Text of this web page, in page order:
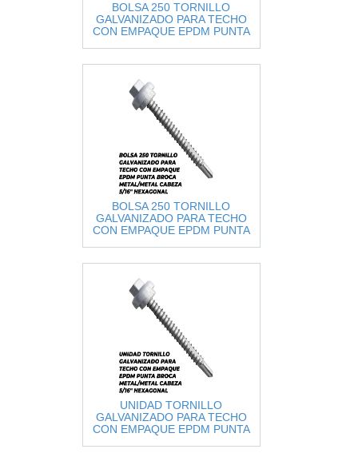
BOLSA 250 TORNILLO
GALVANIZADO PARA TECHO
CON EMPAQUE EPDM PUNTA
BOLSA 250 TORNILLO
GALVANIZADO PARA TECHO
CON EMPAQUE EPDM PUNTA
UNIDAD TORNILLO
GALVANIZADO PARA TECHO
CON EMPAQUE EPDM PUNTA